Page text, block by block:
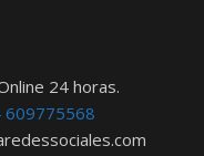
24 horas.
609775568